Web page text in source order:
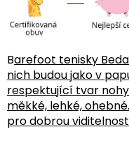
Barefoot tenisky
nich budou jako v
respektující tvar
měkké, lehké,
pro dobrou